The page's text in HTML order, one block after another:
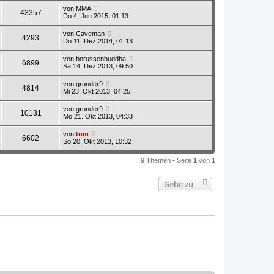
43357 von MMA
Do 4. Jun 2015, 01:13
4293 von Caveman
Do 11. Dez 2014, 01:13
6899 von borussenbuddha
Sa 14. Dez 2013, 09:50
4814 von grunder9
Mi 23. Okt 2013, 04:25
10131 von grunder9
Mo 21. Okt 2013, 04:33
6602 von tom
So 20. Okt 2013, 10:32
9 Themen • Seite 1 von 1
Gehe zu